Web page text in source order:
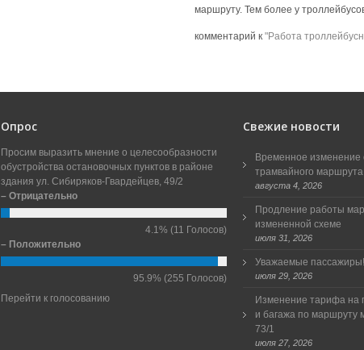
маршруту. Тем более у
комментарий к "Работа
Опрос
Просим выразить мнение о целесообразности
обустройства остановочных пунктов в районе
здания ул. Сибиряков-Гвардейцев, 49/2
– Отрицательно
4.1% (11 Голосов)
– Положительно
95.9% (255 Голосов)
Перейти к голосованию
Свежие новости
Временное изменение
трамвайного
августа 4, 2026
Продление работы
измененной схеме
июля 31, 2026
Уважаемые пассажиры!
июля 29, 2026
Изменение тарифа на
и багажа по маршруту
73/1
июля 27, 2026